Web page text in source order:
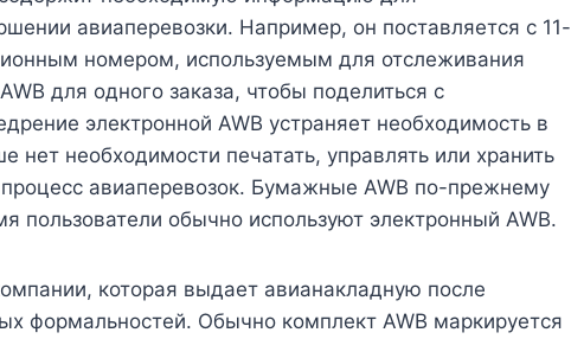
авиаперевозки. Например, он поставляется с 11-
номером, используемым для отслеживания
для одного заказа, чтобы поделиться с
электронной AWB устраняет необходимость в
нет необходимости печатать, управлять или хранить
авиаперевозок. Бумажные AWB по-прежнему
пользователи обычно используют электронный AWB.
которая выдает авианакладную после
формальностей. Обычно комплект AWB маркируется